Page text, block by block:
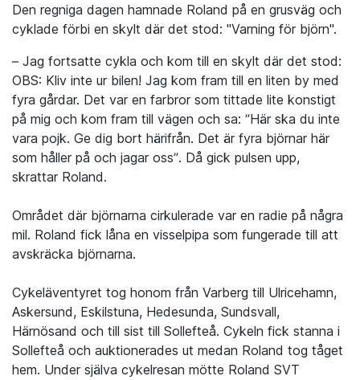
Den regniga dagen hamnade Roland på en grusväg och
cyklade förbi en skylt där det stod: "Varning för björn".
– Jag fortsatte cykla och kom till en skylt där det stod:
OBS: Kliv inte ur bilen! Jag kom fram till en liten by med
fyra gårdar. Det var en farbror som tittade lite konstigt
på mig och kom fram till vägen och sa: ”Här ska du inte
vara pojk. Ge dig bort härifrån. Det är fyra björnar här
som håller på och jagar oss”. Då gick pulsen upp,
skrattar Roland.
Området där björnarna cirkulerade var en radie på några
mil. Roland fick låna en visselpipa som fungerade till att
avskräcka björnarna.
Cykeläventyret tog honom från Varberg till Ulricehamn,
Askersund, Eskilstuna, Hedesunda, Sundsvall,
Härnösand och till sist till Sollefteå. Cykeln fick stanna i
Sollefteå och auktionerades ut medan Roland tog tåget
hem. Under själva cykelresan mötte Roland SVT